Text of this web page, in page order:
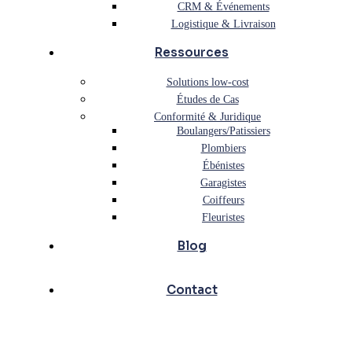
CRM & Événements
Logistique & Livraison
Ressources
Solutions low-cost
Études de Cas
Conformité & Juridique
Boulangers/Patissiers
Plombiers
Ébénistes
Garagistes
Coiffeurs
Fleuristes
Blog
Contact